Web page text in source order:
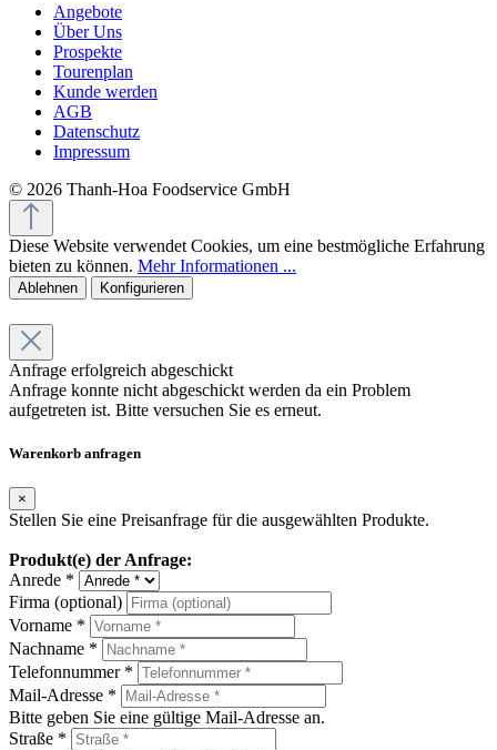
Angebote
Über Uns
Prospekte
Tourenplan
Kunde werden
AGB
Datenschutz
Impressum
© 2026 Thanh-Hoa Foodservice GmbH
Diese Website verwendet Cookies, um eine bestmögliche Erfahrung
bieten zu können. Mehr Informationen ...
Ablehnen Konfigurieren
Anfrage erfolgreich abgeschickt
Anfrage konnte nicht abgeschickt werden da ein Problem
aufgetreten ist. Bitte versuchen Sie es erneut.
Warenkorb anfragen
×
Stellen Sie eine Preisanfrage für die ausgewählten Produkte.
Produkt(e) der Anfrage:
Anrede *
Firma (optional)
Vorname *
Nachname *
Telefonnummer *
Mail-Adresse *
Bitte geben Sie eine gültige Mail-Adresse an.
Straße *